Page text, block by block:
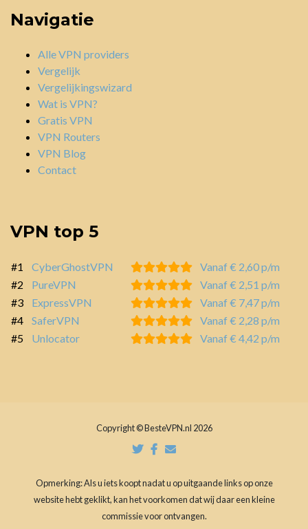
Navigatie
Alle VPN providers
Vergelijk
Vergelijkingswizard
Wat is VPN?
Gratis VPN
VPN Routers
VPN Blog
Contact
VPN top 5
#1 CyberGhostVPN
Vanaf € 2,60 p/m
#2
PureVPN
Vanaf € 2,51 p/m
#3
ExpressVPN
Vanaf € 7,47 p/m
#4
SaferVPN
Vanaf € 2,28 p/m
#5
Unlocator Vanaf € 4,42 p/m
Copyright © BesteVPN.nl 2026
Opmerking: Als u iets koopt nadat u op uitgaande links op onze
website hebt geklikt, kan het voorkomen dat wij daar een kleine
commissie voor ontvangen.